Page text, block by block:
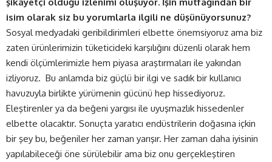
isim olarak siz bu yorumlarla ilgili ne düşünüyorsunuz?
Sosyal medyadaki geribildirimleri elbette önemsiyoruz ama biz
zaten ürünlerimizin tüketicideki karşılığını düzenli olarak hem
kendi ölçümlerimizle hem piyasa araştırmaları ile yakından
izliyoruz. Bu anlamda biz güçlü bir ilgi ve sadık bir kullanıcı
havuzuyla birlikte yürümenin gücünü hep hissediyoruz.
Eleştirenler ya da beğeni yargısı ile uyuşmazlık hissedenler
elbette olacaktır. Sonuçta yaratıcı endüstrilerin doğasına içkin
bir şey bu, beğeniler her zaman yarışır. Her zaman daha iyisinin
yapılabileceği öne sürülebilir ama biz onu gerçekleştiren